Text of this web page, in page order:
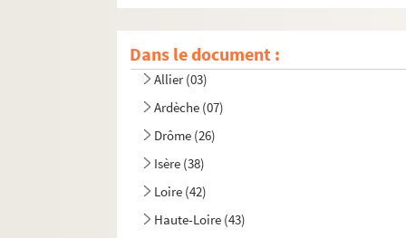
Dans le document :
Ain (01)
Allier (03)
Ardèche (07)
Drôme (26)
Isère (38)
Loire (42)
Haute-Loire (43)